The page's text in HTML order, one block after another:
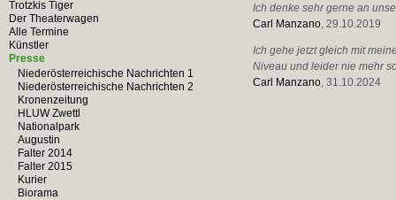
Trotzkis Tiger
Der Theaterwagen
Alle Termine
Künstler
Presse
Niederösterreichische Nachrichten 1
Niederösterreichische Nachrichten 2
Kronenzeitung
HLUW Zwettl
Nationalpark
Augustin
Falter 2014
Falter 2015
Kurier
Biorama
Ich denke sehr gerne an
Carl Manzano, 29.10.2019
Ich gehe jetzt gleich mit
Niveau und leider nie mehr
Carl Manzano, 31.10.2024